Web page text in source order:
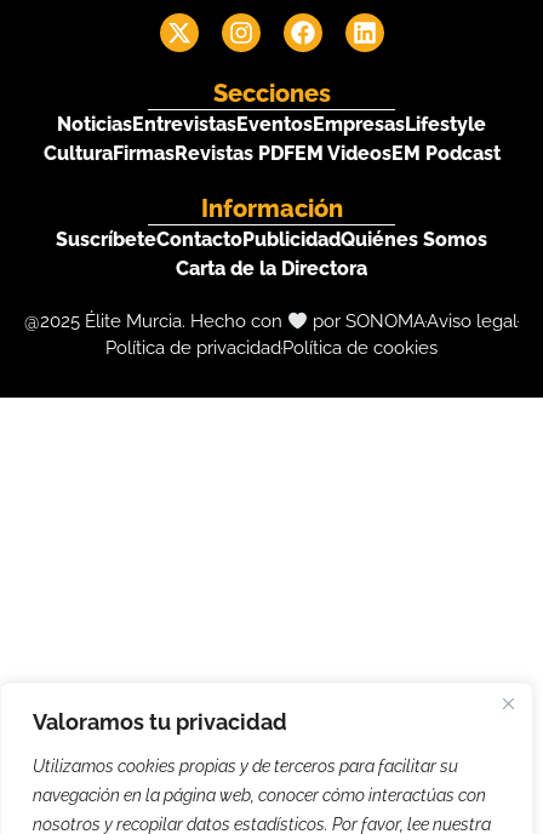
Valoramos tu privacidad
Utilizamos cookies propias y de terceros para facilitar su
navegación en la página web, conocer cómo interactúas con
nosotros y recopilar datos estadísticos. Por favor, lee nuestra
Secciones
NoticiasEntrevistasEventosEmpresasLifestyle
CulturaFirmasRevistas PDFEM VideosEM Podcast
Información
SuscríbeteContactoPublicidadQuiénes Somos
Carta de la Directora
@2025 Élite Murcia. Hecho con por SONOMAAviso legal
Política de privacidadPolítica de cookies